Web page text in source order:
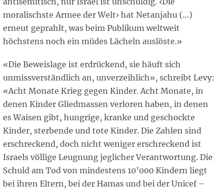
moralischste Armee der Welt› hat Netanjahu (…)
erneut geprahlt, was beim Publikum weltweit
höchstens noch ein müdes Lächeln auslöste.»
«Die Beweislage ist erdrückend, sie häuft sich
unmissverständlich an, unverzeihlich», schreibt Levy:
«Acht Monate Krieg gegen Kinder. Acht Monate, in
denen Kinder Gliedmassen verloren haben, in denen
es Waisen gibt, hungrige, kranke und geschockte
Kinder, sterbende und tote Kinder. Die Zahlen sind
erschreckend, doch nicht weniger erschreckend ist
Israels völlige Leugnung jeglicher Verantwortung. Die
Schuld am Tod von mindestens 10’000 Kindern liegt
bei ihren Eltern, bei der Hamas und bei der Unicef –